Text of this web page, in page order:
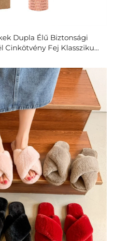
Dupla Élű Biztonsági
Fej Klasszikus